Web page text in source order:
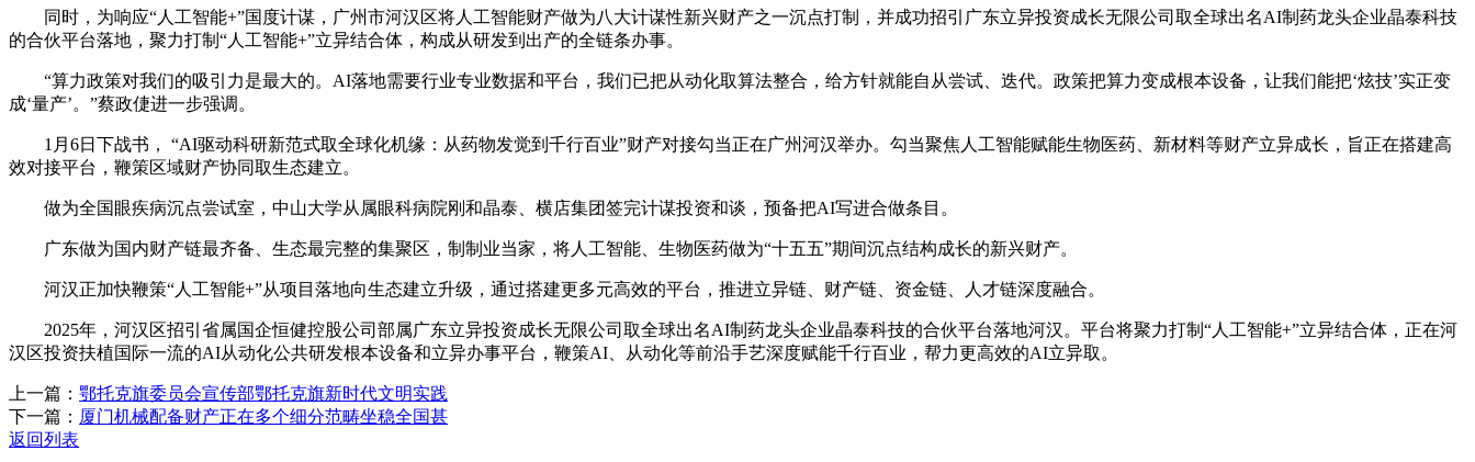
同时，为响应“人工智能+”国度计谋，广州市河汉区将人工智能财产做为八大计谋性新兴财产之一沉点打制，并成功招引广东立异投资成长无限公司取全球出名AI制药龙头企业晶泰科技
的合伙平台落地，聚力打制“人工智能+”立异结合体，构成从研发到出产的全链条办事。
“算力政策对我们的吸引力是最大的。AI落地需要行业专业数据和平台，我们已把从动化取算法整合，给方针就能自从尝试、迭代。政策把算力变成根本设备，让我们能把‘炫技’实正变
成‘量产’。”蔡政倢进一步强调。
1月6日下战书， “AI驱动科研新范式取全球化机缘：从药物发觉到千行百业”财产对接勾当正在广州河汉举办。勾当聚焦人工智能赋能生物医药、新材料等财产立异成长，旨正在搭建高
效对接平台，鞭策区域财产协同取生态建立。
做为全国眼疾病沉点尝试室，中山大学从属眼科病院刚和晶泰、横店集团签完计谋投资和谈，预备把AI写进合做条目。
广东做为国内财产链最齐备、生态最完整的集聚区，制制业当家，将人工智能、生物医药做为“十五五”期间沉点结构成长的新兴财产。
河汉正加快鞭策“人工智能+”从项目落地向生态建立升级，通过搭建更多元高效的平台，推进立异链、财产链、资金链、人才链深度融合。
2025年，河汉区招引省属国企恒健控股公司部属广东立异投资成长无限公司取全球出名AI制药龙头企业晶泰科技的合伙平台落地河汉。平台将聚力打制“人工智能+”立异结合体，正在河
汉区投资扶植国际一流的AI从动化公共研发根本设备和立异办事平台，鞭策AI、从动化等前沿手艺深度赋能千行百业，帮力更高效的AI立异取。
上一篇： 鄂托克旗委员会宣传部鄂托克旗新时代文明实践
下一篇： 厦门机械配备财产正在多个细分范畴坐稳全国甚
返回列表